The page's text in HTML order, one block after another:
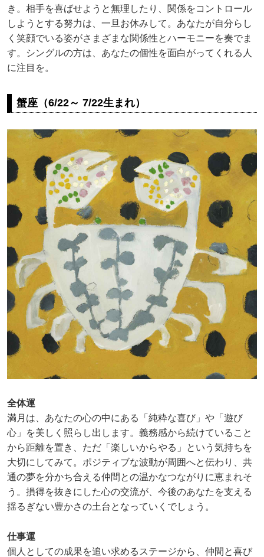
き。相手を喜ばせようと無理したり、関係をコントロール
しようとする努力は、一旦お休みして。あなたが自分らし
く笑顔でいる姿がさまざまな関係性とハーモニーを奏でま
す。シングルの方は、あなたの個性を面白がってくれる人
に注目を。
蟹座（6/22～ 7/22生まれ）
全体運
満月は、あなたの心の中にある「純粋な喜び」や「遊び
心」を美しく照らし出します。義務感から続けていること
から距離を置き、ただ「楽しいからやる」という気持ちを
大切にしてみて。ポジティブな波動が周囲へと伝わり、共
通の夢を分かち合える仲間との温かなつながりに恵まれそ
う。損得を抜きにした心の交流が、今後のあなたを支える
揺るぎない豊かさの土台となっていくでしょう。
仕事運
個人としての成果を追い求めるステージから、仲間と喜び